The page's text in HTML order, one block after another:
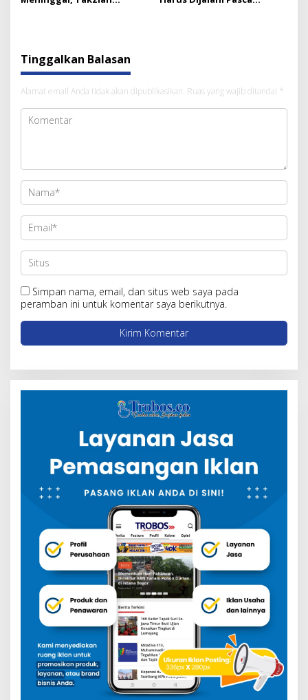
Tinggalkan Balasan
Alamat email Anda tidak akan dipublikasikan. Ruas yang wajib ditandai *
Simpan nama, email, dan situs web saya pada
peramban ini untuk komentar saya berikutnya.